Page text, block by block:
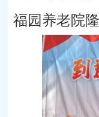
福园养老院隆